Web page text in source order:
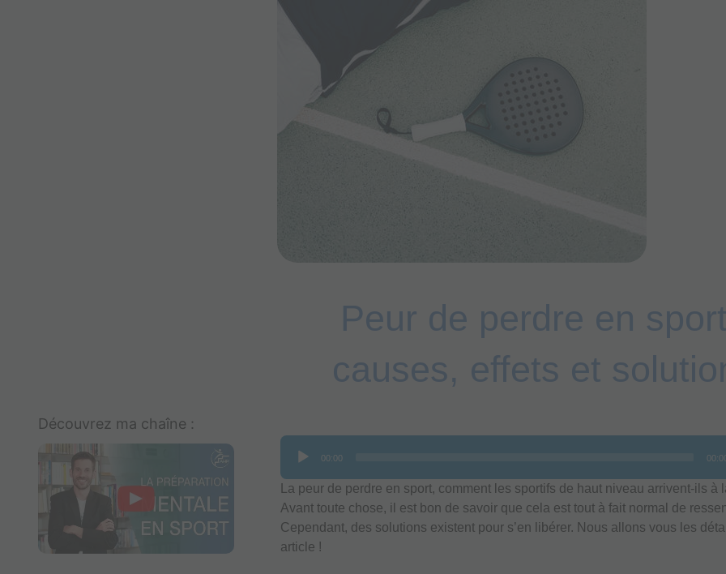
Découvrez ma chaîne :
Peur de perdre en
causes, effets et
Lecteur
audio
00:00
La peur de perdre en sport, comment les sportifs de haut niveau arrivent-ils à
Avant toute chose, il est bon de savoir que cela est tout à fait normal de
Cependant, des solutions existent pour s’en libérer. Nous allons vous les
article !